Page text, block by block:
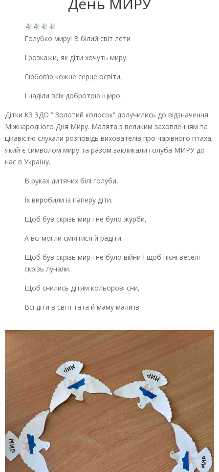
Голубко миру! В білий світ лети
І розкажи, як діти хочуть миру.
Любов’ю кожне серце освіти,
І наділи всіх добротою щиро.
Дітки КЗ ЗДО ” Золотий колосок” долучились до відзначення
Міжнародного Дня Миру. Малята з великим захопленням та
цікавістю слухали розповідь вихователів про чарівного птаха,
який є символом миру та разом закликали голуба МИРУ до
нас в Україну.
В руках дитячих білі голуби,
Їх виробили із паперу діти.
Щоб був скрізь мир і не було журби,
А всі могли сміятися й радіти.
Щоб був скрізь мир і не було війни І щоб пісні веселі
скрізь лунали.
Щоб снились дітям кольорові сни,
Всі діти в світі тата й маму мали.ів